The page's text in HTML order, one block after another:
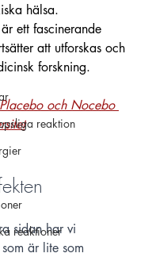
reaktion
reaktioner
hälsa.
ett fascinerande
att utforskas och
forskning.
och Nocebo
sidan har vi
är lite som